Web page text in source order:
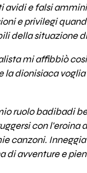
avidi e falsi
e privilegi
della situazione
mi affibbiò
la dionisiaca
ruolo badibadi
con l'eroina
canzoni.
di avventure e